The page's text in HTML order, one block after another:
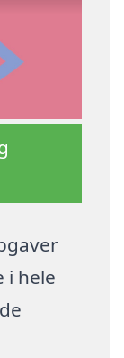
i hele